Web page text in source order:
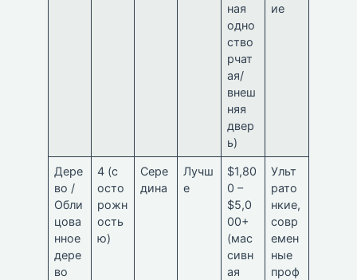
ная
одно
ство
рчат
ая/
внеш
няя
двер
ь)
ие
Дере
во /
Обли
цова
нное
дере
во
4 (с
осто
рожн
ость
ю)
Сере
дина
Лучш
е
$1,80
0 –
$5,0
00+
(мас
сивн
ая
Ульт
рато
нкие,
совр
емен
ные
проф